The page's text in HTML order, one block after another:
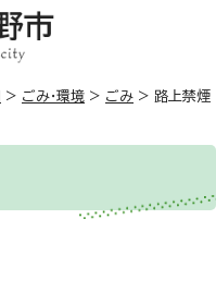
> ごみ・環境 > ごみ > 路上禁煙